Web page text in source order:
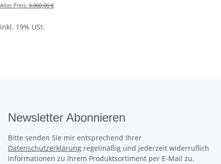
Alter Preis: 3.060,00 €
inkl. 19% USt.
Newsletter Abonnieren
Bitte senden Sie mir entsprechend Ihrer
Datenschutzerklärung regelmäßig und jederzeit widerruflich
Informationen zu Ihrem Produktsortiment per E-Mail zu.